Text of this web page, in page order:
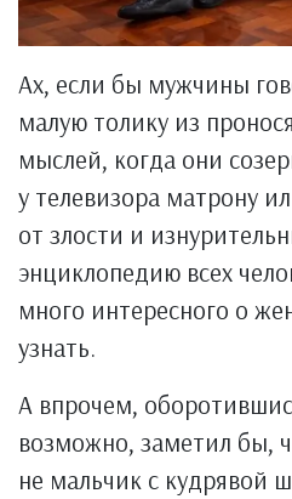
Ах, если бы мужчины
малую толику из
мыслей, когда они
у телевизора матрону
от злости и
энциклопедию всех
много интересного о
узнать.
А впрочем,
возможно, заметил бы,
не мальчик с кудрявой